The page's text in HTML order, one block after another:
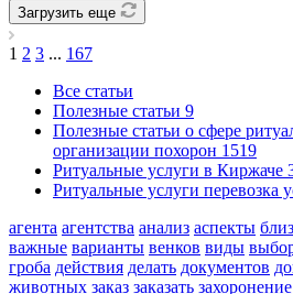
Загрузить еще
1 2 3 ... 167
Все статьи
Полезные статьи 9
Полезные статьи о сфере
организации похорон 1519
Ритуальные услуги в Киржаче
Ритуальные услуги перевозка
агента агентства анализ аспекты
важные варианты венков виды
гроба действия делать документов
животных заказ заказать захоронение